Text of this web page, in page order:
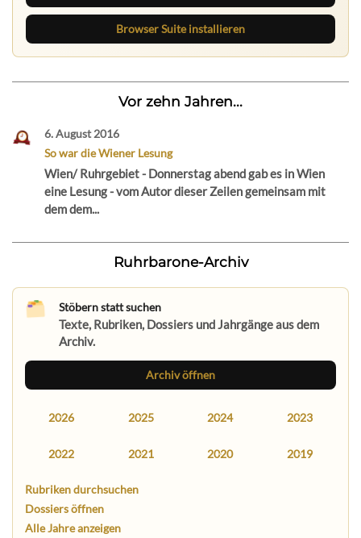
Browser Suite installieren
Vor zehn Jahren...
6. August 2016
So war die Wiener Lesung
Wien/ Ruhrgebiet - Donnerstag abend gab es in Wien
eine Lesung - vom Autor dieser Zeilen gemeinsam mit
dem dem...
Ruhrbarone-Archiv
Stöbern statt suchen
Texte, Rubriken, Dossiers und Jahrgänge aus dem
Archiv.
Archiv öffnen
2026 2025 2024 2023
2022 2021 2020 2019
Rubriken durchsuchen
Dossiers öffnen
Alle Jahre anzeigen